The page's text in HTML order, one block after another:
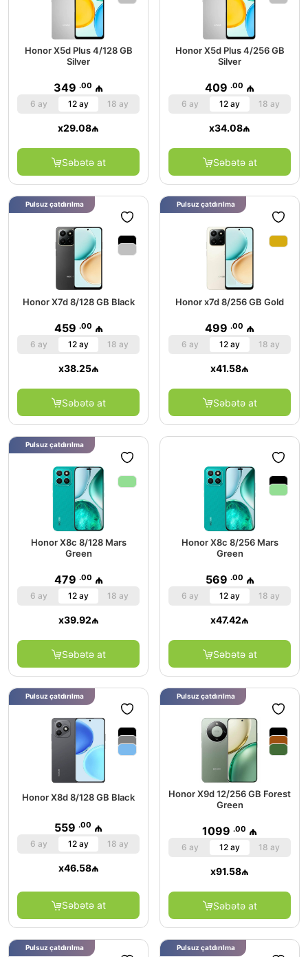
Honor X5d Plus 4/128 GB
Silver
349 .00 ₼
6 ay 12 ay 18 ay
x29.08₼
Səbətə at
Honor X5d Plus 4/256 GB
Silver
409 .00 ₼
6 ay 12 ay 18 ay
x34.08₼
Səbətə at
Honor X7d 8/128 GB Black
459 .00 ₼
6 ay 12 ay 18 ay
x38.25₼
Səbətə at
Pulsuz çatdırılma
Honor x7d 8/256 GB Gold
499 .00 ₼
6 ay 12 ay 18 ay
x41.58₼
Səbətə at
Pulsuz çatdırılma
Honor X8c 8/128 Mars
Green
479 .00 ₼
6 ay 12 ay 18 ay
x39.92₼
Səbətə at
Pulsuz çatdırılma
Honor X8c 8/256 Mars
Green
569 .00 ₼
6 ay 12 ay 18 ay
x47.42₼
Səbətə at
Honor X8d 8/128 GB Black
559 .00 ₼
6 ay 12 ay 18 ay
x46.58₼
Səbətə at
Pulsuz çatdırılma
Honor X9d 12/256 GB Forest
Green
1099 .00 ₼
6 ay 12 ay 18 ay
x91.58₼
Səbətə at
Pulsuz çatdırılma
Pulsuz çatdırılma Pulsuz çatdırılma